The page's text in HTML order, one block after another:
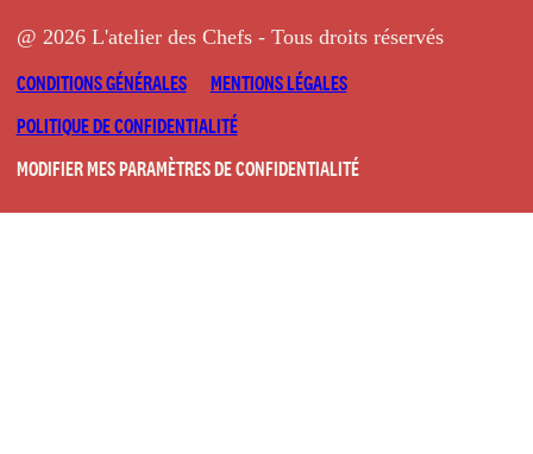
@ 2026 L'atelier des Chefs - Tous droits réservés
CONDITIONS GÉNÉRALES
MENTIONS LÉGALES
POLITIQUE DE CONFIDENTIALITÉ
MODIFIER MES PARAMÈTRES DE CONFIDENTIALITÉ